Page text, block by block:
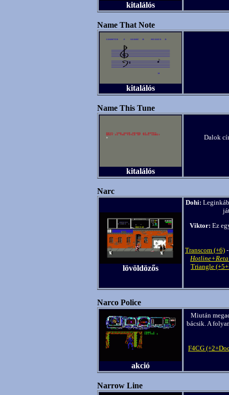
kitalálós
Name That Note
kitalálós
Name This Tune
kitalálós
Dalok
Narc
lövöldözős
Dohi:
Viktor: Ez
Transcom (+6)
Triangle
Narco Police
akció
Miután
bácsik. A
F4CG
Narrow Line